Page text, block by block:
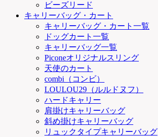
ビーズリード
キャリーバッグ・カート
キャリーバッグ・カート一覧
ドッグカート一覧
キャリーバッグ一覧
Piconeオリジナルスリング
天使のカート
combi（コンビ）
LOULOU29（ルルドヌフ）
ハードキャリー
肩掛けキャリーバッグ
斜め掛けキャリーバッグ
リュックタイプキャリーバッグ